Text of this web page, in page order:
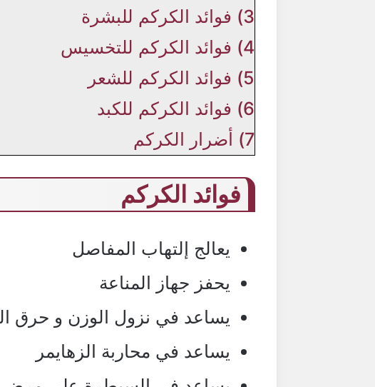
3) فوائد الكركم للبشرة
4) فوائد الكركم للتخسيس
5)
فوائد الكركم للشعر
6) فوائد الكركم للكبد
7)
أضرار الكركم
فوائد الكركم
يعالج إلتهاب المفاصل
يحفز جهاز المناعة
يساعد في نزول الوزن و حرق
يساعد في محاربة الزهايمر